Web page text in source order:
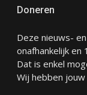
Doneren
Deze nieuws-
onafhankelijk
Dat is enkel
Wij hebben